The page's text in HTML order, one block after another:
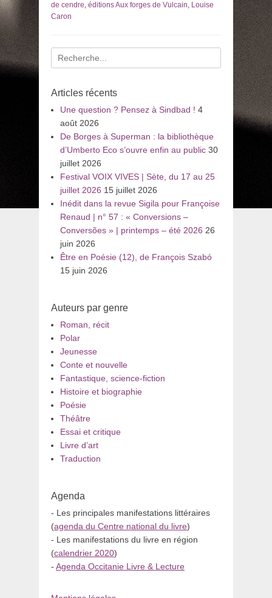
de cendre, éditions Aux forges de Vulcain, Louise
Caron
Recherche
pour
Articles récents
Une question ? Pensez à Sindbad ! 4
août 2026
De Borges à Superman : la bibliothèque
d’Umberto Eco s’ouvre enfin au public 30
juillet 2026
Festival VOIX VIVES | Sète, du 17 au 25
juillet 2026 15 juillet 2026
Inédit dans la revue Sigila pour Françoise
Renaud | n° 57 : « Conversions –
Conversões » | printemps – été 2026 26
juin 2026
Être en Poésie (12), de François Szabó
15 juin 2026
Auteurs par genre
Roman, récit
Polar
Jeunesse
Conte et nouvelle
Fantastique, science-fiction
Histoire et biographie
Poésie
Théâtre
Essai et critique
Livre d’art
Traduction
Agenda
- Les principales manifestations littéraires
(agenda du Centre national du livre)
- Les manifestations du livre en région
(calendrier 2020)
- Agenda Occitanie Livre & Lecture